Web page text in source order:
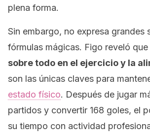
plena forma.
Sin embargo, no expresa grandes
fórmulas mágicas. Figo reveló
sobre todo en el ejercicio y la
son las únicas claves para
estado físico. Después de jugar
partidos y convertir 168 goles, el
su tiempo con actividad